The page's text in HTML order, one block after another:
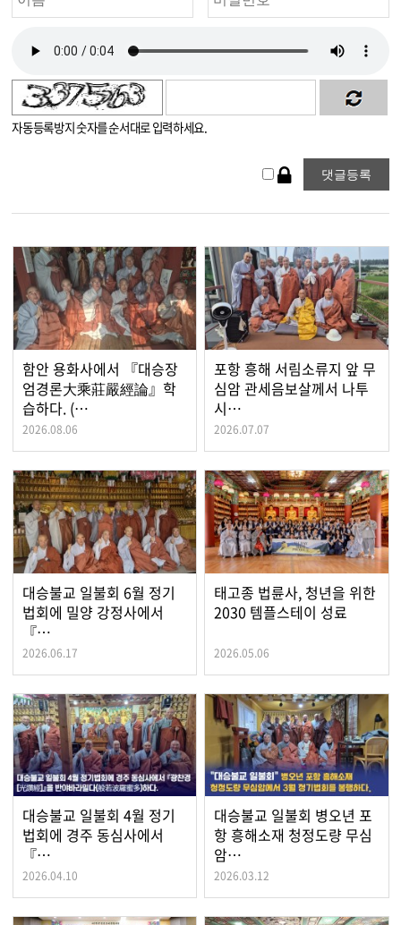
자동등록방지 숫자를 순서대로 입력하세요.
함안 용화사에서 『대승장
엄경론大乘莊嚴經論』학
습하다. (…
2026.08.06
포항 흥해 서림소류지 앞 무
심암 관세음보살께서 나투
시…
2026.07.07
대승불교 일불회 6월 정기
법회에 밀양 강정사에서
『…
2026.06.17
태고종 법륜사, 청년을 위한
2030 템플스테이 성료
2026.05.06
대승불교 일불회 4월 정기
법회에 경주 동심사에서
『…
2026.04.10
대승불교 일불회 병오년 포
항 흥해소재 청정도량 무심
암…
2026.03.12